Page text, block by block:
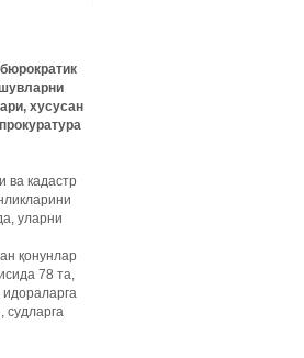
хусусан
ва кадастр
уларни
қонунлар
78 та,
судларга